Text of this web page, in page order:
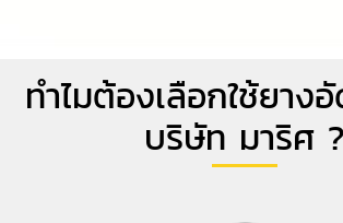
ทำไมต้องเลือกใช้ยา
บริษัท มาริศ ?